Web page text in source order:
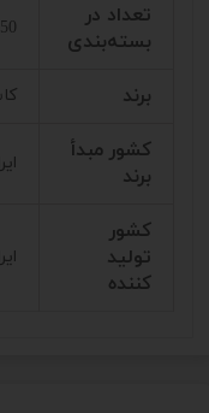
تعداد در
بسته‌بندی
50
برند
کشور مبدأ
برند
کشور
تولید
کننده